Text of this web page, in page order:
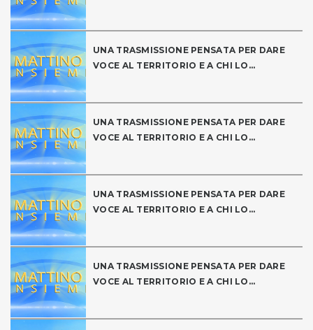
UNA TRASMISSIONE PENSATA PER DARE
VOCE AL TERRITORIO E A CHI LO...
UNA TRASMISSIONE PENSATA PER DARE
VOCE AL TERRITORIO E A CHI LO...
UNA TRASMISSIONE PENSATA PER DARE
VOCE AL TERRITORIO E A CHI LO...
UNA TRASMISSIONE PENSATA PER DARE
VOCE AL TERRITORIO E A CHI LO...